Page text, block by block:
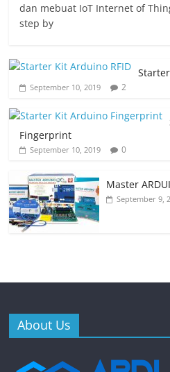
dan mebuat IoT Internet of
step by
September 10, 2019 2
Fingerprint
September 10, 2019 0
Master
September 9,
About Us